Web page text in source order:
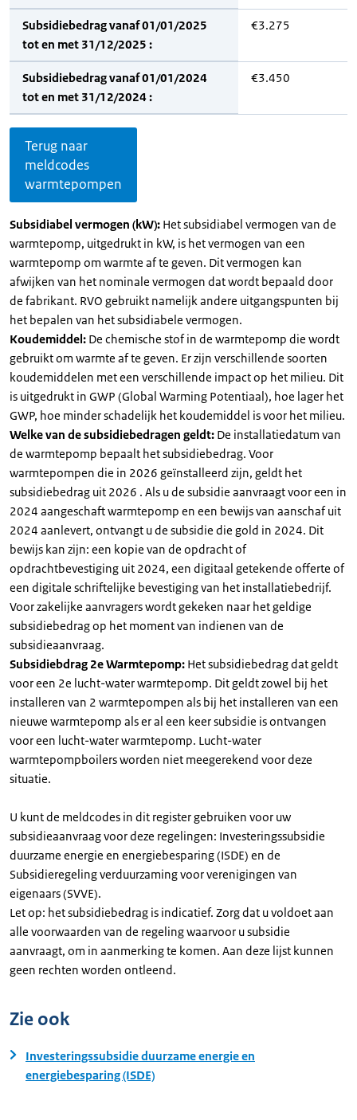
Subsidiebedrag vanaf 01/01/2025
tot en met 31/12/2025 :
€3.275
Subsidiebedrag vanaf 01/01/2024
tot en met 31/12/2024 :
€3.450
Terug naar
meldcodes
warmtepompen
Subsidiabel vermogen (kW): Het subsidiabel vermogen van de
warmtepomp, uitgedrukt in kW, is het vermogen van een
warmtepomp om warmte af te geven. Dit vermogen kan
afwijken van het nominale vermogen dat wordt bepaald door
de fabrikant. RVO gebruikt namelijk andere uitgangspunten bij
het bepalen van het subsidiabele vermogen.
Koudemiddel: De chemische stof in de warmtepomp die wordt
gebruikt om warmte af te geven. Er zijn verschillende soorten
koudemiddelen met een verschillende impact op het milieu. Dit
is uitgedrukt in GWP (Global Warming Potentiaal), hoe lager het
GWP, hoe minder schadelijk het koudemiddel is voor het milieu.
Welke van de subsidiebedragen geldt: De installatiedatum van
de warmtepomp bepaalt het subsidiebedrag. Voor
warmtepompen die in 2026 geïnstalleerd zijn, geldt het
subsidiebedrag uit 2026 . Als u de subsidie aanvraagt voor een in
2024 aangeschaft warmtepomp en een bewijs van aanschaf uit
2024 aanlevert, ontvangt u de subsidie die gold in 2024. Dit
bewijs kan zijn: een kopie van de opdracht of
opdrachtbevestiging uit 2024, een digitaal getekende offerte of
een digitale schriftelijke bevestiging van het installatiebedrijf.
Voor zakelijke aanvragers wordt gekeken naar het geldige
subsidiebedrag op het moment van indienen van de
subsidieaanvraag.
Subsidiebdrag 2e Warmtepomp: Het subsidiebedrag dat geldt
voor een 2e lucht-water warmtepomp. Dit geldt zowel bij het
installeren van 2 warmtepompen als bij het installeren van een
nieuwe warmtepomp als er al een keer subsidie is ontvangen
voor een lucht-water warmtepomp. Lucht-water
warmtepompboilers worden niet meegerekend voor deze
situatie.
U kunt de meldcodes in dit register gebruiken voor uw
subsidieaanvraag voor deze regelingen: Investeringssubsidie
duurzame energie en energiebesparing (ISDE) en de
Subsidieregeling verduurzaming voor verenigingen van
eigenaars (SVVE).
Let op: het subsidiebedrag is indicatief. Zorg dat u voldoet aan
alle voorwaarden van de regeling waarvoor u subsidie
aanvraagt, om in aanmerking te komen. Aan deze lijst kunnen
geen rechten worden ontleend.
Zie ook
Investeringssubsidie duurzame energie en
energiebesparing (ISDE)